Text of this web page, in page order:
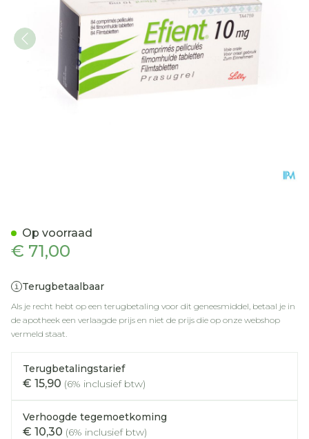
€ 71,00
Terugbetaalbaar
Als je recht hebt op een terugbetaling voor dit geneesmiddel, betaal je in
de apotheek een verlaagde prijs en niet de prijs die op onze webshop
vermeld staat.
Terugbetalingstarief
€ 15,90 (6% inclusief btw)
Verhoogde tegemoetkoming
€ 10,30 (6% inclusief btw)
Op voorraad